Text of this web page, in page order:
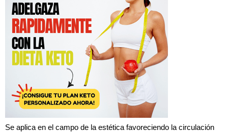
Se aplica en el campo de la estética favoreciendo la circulación